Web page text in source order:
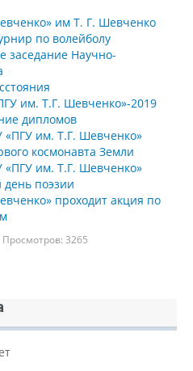
им Т. Г. Шевченко
по волейболу
заседание Научно-
им. Т.Г. Шевченко»-2019
дипломов
«ПГУ им. Т.Г. Шевченко»
космонавта Земли
«ПГУ им. Т.Г. Шевченко»
поэзии
проходит акция по
Просмотров: 3265